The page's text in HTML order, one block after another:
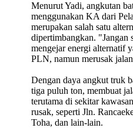
Menurut Yadi, angkutan
menggunakan KA dari
merupakan salah satu
dipertimbangkan. "Jangan
mengejar energi alternatif
PLN, namun merusak
Dengan daya angkut truk
tiga puluh ton, membuat
terutama di sekitar
rusak, seperti Jln.
Toha, dan lain-lain.